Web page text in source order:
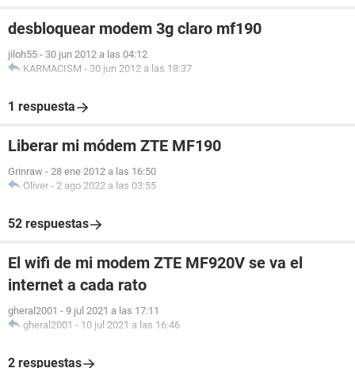
desbloquear modem 3g claro mf190
jiloh55 - 30 jun 2012 a las 04:12
KARMACISM - 30 jun 2012 a las 18:37
1 respuesta
Liberar mi módem ZTE MF190
Grinraw - 28 ene 2012 a las 16:50
Oliver - 2 ago 2022 a las 03:55
52 respuestas
El wifi de mi modem ZTE MF920V se va el
internet a cada rato
gheral2001 - 9 jul 2021 a las 17:11
gheral2001 - 10 jul 2021 a las 16:46
2 respuestas